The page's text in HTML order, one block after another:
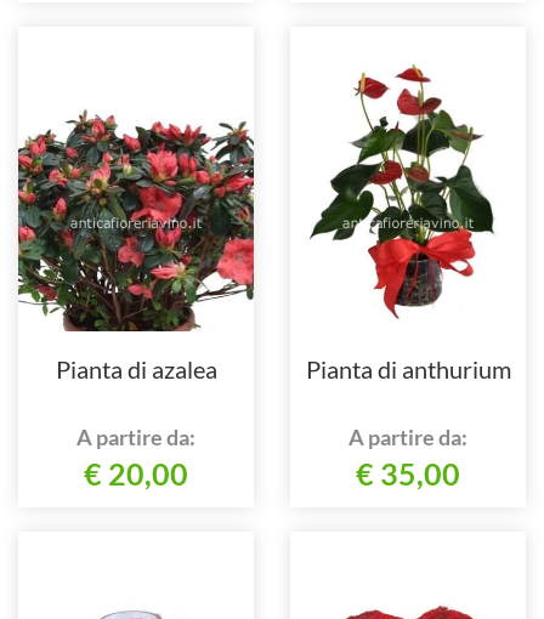
Pianta di azalea
A partire da:
€ 20,00
Pianta di anthurium
A partire da:
€ 35,00